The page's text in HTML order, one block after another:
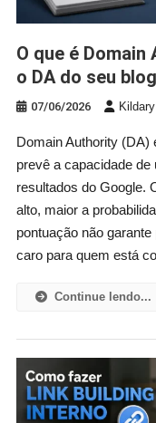
O que é Domain Authority e como aumentar
o DA do seu blog
07/06/2026
Domain Authority (DA)
prevê a capacidade
resultados do Google.
alto, maior a
pontuação não
caro para quem está
Continue lendo...